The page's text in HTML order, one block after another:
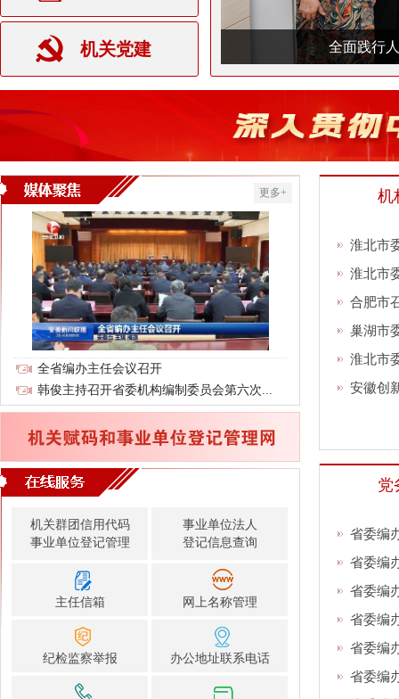
机关党建
总统托卡耶夫 全面践行
省委编办召开理论学习中心
更多+
全省编办主任会议召开
韩俊主持召开省委机构编制委员会第六次...
机关群团信用代码
事业单位登记管理
事业单位法人
登记信息查询
主任信箱 网上名称管理
纪检监察举报 办公地址联系电话
机
淮北市
淮北市
合肥市
巢湖市
淮北市
安徽创
党
省委编
省委编
省委编
省委编
省委编
省委编